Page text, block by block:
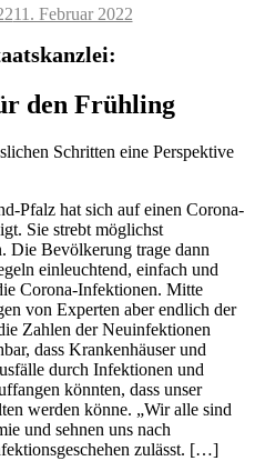
11. Februar 2022
den Frühling
Schritten eine Perspektive
Pfalz hat sich auf einen Corona-
Sie strebt möglichst
Die Bevölkerung trage dann
einleuchtend, einfach und
Corona-Infektionen. Mitte
von Experten aber endlich der
Zahlen der Neuinfektionen
dass Krankenhäuser und
durch Infektionen und
könnten, dass unser
werden könne. „Wir alle sind
und sehnen uns nach
zulässt. […]